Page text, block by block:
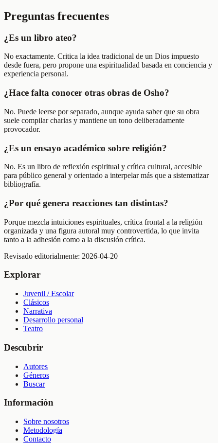
Preguntas frecuentes
¿Es un libro ateo?
No exactamente. Critica la idea tradicional de un Dios impuesto
desde fuera, pero propone una espiritualidad basada en conciencia y
experiencia personal.
¿Hace falta conocer otras obras de Osho?
No. Puede leerse por separado, aunque ayuda saber que su obra
suele compilar charlas y mantiene un tono deliberadamente
provocador.
¿Es un ensayo académico sobre religión?
No. Es un libro de reflexión espiritual y crítica cultural, accesible
para público general y orientado a interpelar más que a sistematizar
bibliografía.
¿Por qué genera reacciones tan distintas?
Porque mezcla intuiciones espirituales, crítica frontal a la religión
organizada y una figura autoral muy controvertida, lo que invita
tanto a la adhesión como a la discusión crítica.
Revisado editorialmente: 2026-04-20
Explorar
Juvenil / Escolar
Clásicos
Narrativa
Desarrollo personal
Teatro
Descubrir
Autores
Géneros
Buscar
Información
Sobre nosotros
Metodología
Contacto